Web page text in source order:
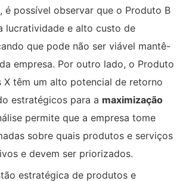
é possível observar que o Produto B
lucratividade e alto custo de
que pode não ser viável mantê-
empresa. Por outro lado, o Produto
X têm um alto potencial de retorno
estratégicos para a maximização
permite que a empresa tome
sobre quais produtos e serviços
e devem ser priorizados.
estratégica de produtos e